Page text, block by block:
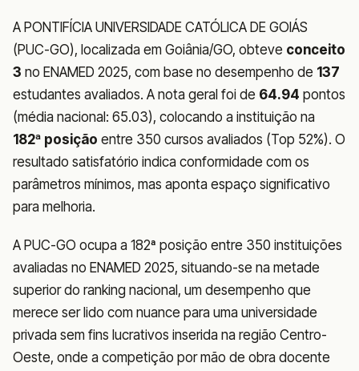
A PONTIFÍCIA UNIVERSIDADE CATÓLICA DE GOIÁS
(PUC-GO), localizada em Goiânia/GO, obteve conceito
3 no ENAMED 2025, com base no desempenho de 137
estudantes avaliados. A nota geral foi de 64.94 pontos
(média nacional: 65.03), colocando a instituição na
182ª posição entre 350 cursos avaliados (Top 52%). O
resultado satisfatório indica conformidade com os
parâmetros mínimos, mas aponta espaço significativo
para melhoria.
A PUC-GO ocupa a 182ª posição entre 350 instituições
avaliadas no ENAMED 2025, situando-se na metade
superior do ranking nacional, um desempenho que
merece ser lido com nuance para uma universidade
privada sem fins lucrativos inserida na região Centro-
Oeste, onde a competição por mão de obra docente